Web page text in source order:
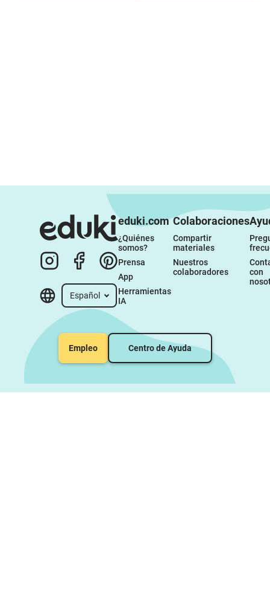
Español
eduki.com
¿Quiénes
somos?
Prensa
App
Herramientas
IA
Colaboraciones
Compartir
materiales
Nuestros
colaboradores
con
Empleo Centro de Ayuda